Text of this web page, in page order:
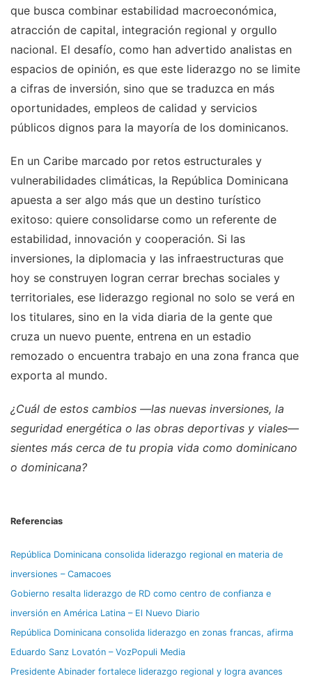
que busca combinar estabilidad macroeconómica,
atracción de capital, integración regional y orgullo
nacional. El desafío, como han advertido analistas en
espacios de opinión, es que este liderazgo no se limite
a cifras de inversión, sino que se traduzca en más
oportunidades, empleos de calidad y servicios
públicos dignos para la mayoría de los dominicanos.
En un Caribe marcado por retos estructurales y
vulnerabilidades climáticas, la República Dominicana
apuesta a ser algo más que un destino turístico
exitoso: quiere consolidarse como un referente de
estabilidad, innovación y cooperación. Si las
inversiones, la diplomacia y las infraestructuras que
hoy se construyen logran cerrar brechas sociales y
territoriales, ese liderazgo regional no solo se verá en
los titulares, sino en la vida diaria de la gente que
cruza un nuevo puente, entrena en un estadio
remozado o encuentra trabajo en una zona franca que
exporta al mundo.
¿Cuál de estos cambios —las nuevas inversiones, la
seguridad energética o las obras deportivas y viales—
sientes más cerca de tu propia vida como dominicano
o dominicana?
Referencias
República Dominicana consolida liderazgo regional en materia de
inversiones – Camacoes
Gobierno resalta liderazgo de RD como centro de confianza e
inversión en América Latina – El Nuevo Diario
República Dominicana consolida liderazgo en zonas francas, afirma
Eduardo Sanz Lovatón – VozPopuli Media
Presidente Abinader fortalece liderazgo regional y logra avances